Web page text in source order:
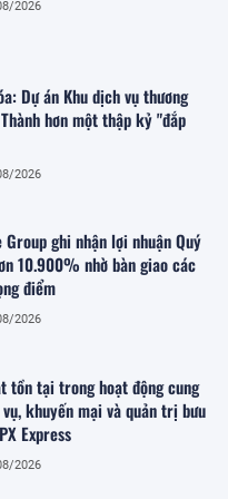
2026
Dự án Khu dịch vụ thương
hơn một thập kỷ "đắp
2026
Group ghi nhận lợi nhuận Quý
10.900% nhờ bàn giao các
điểm
2026
tồn tại trong hoạt động cung
khuyến mại và quản trị bưu
Express
2026